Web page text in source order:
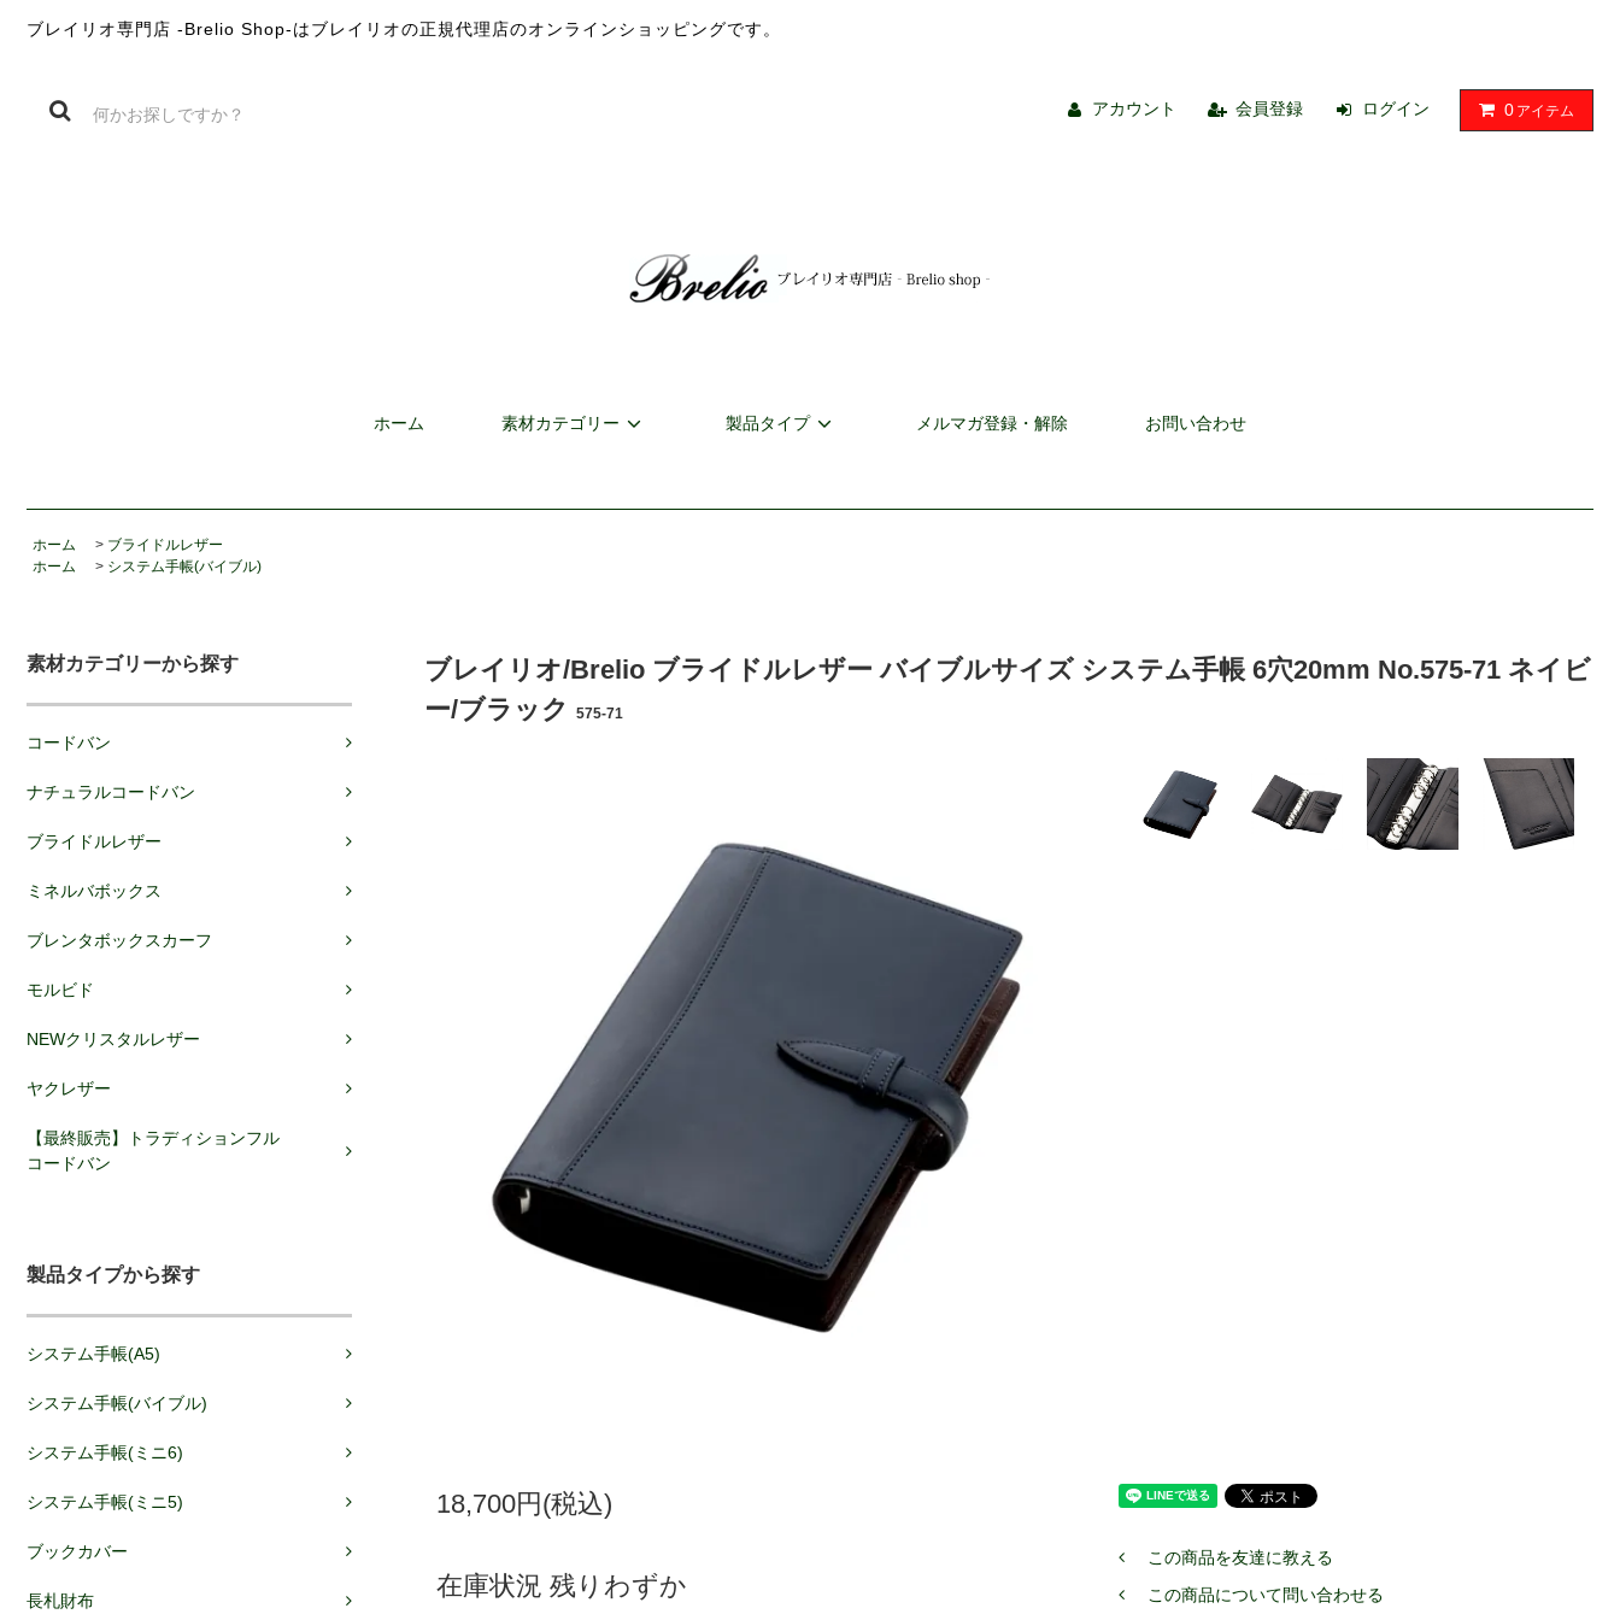
ブレイリオ専門店 -Brelio Shop-はブレイリオの正規代理店のオンラインショッピングです。
アカウント 会員登録 ログイン 0 アイテム
ホーム 素材カテゴリー 製品タイプ メルマガ登録・解除 お問い合わせ
ホーム > ブライドルレザー
ホーム
> システム手帳(バイブル)
素材カテゴリーから探す
コードバン
ナチュラルコードバン
ブライドルレザー
ミネルバボックス
ブレンタボックスカーフ
モルビド
NEWクリスタルレザー
ヤクレザー
【最終販売】トラディションフル
コードバン
製品タイプから探す
システム手帳(A5)
システム手帳(バイブル)
システム手帳(ミニ6)
システム手帳(ミニ5)
ブックカバー
長札財布
ブレイリオ/Brelio ブライドルレザー バイブルサイズ システム手帳 6穴20mm No.575-71 ネイビ
ー/ブラック
575-71
18,700円(税込)
在庫状況 残りわずか
この商品を友達に教える
この商品について問い合わせる